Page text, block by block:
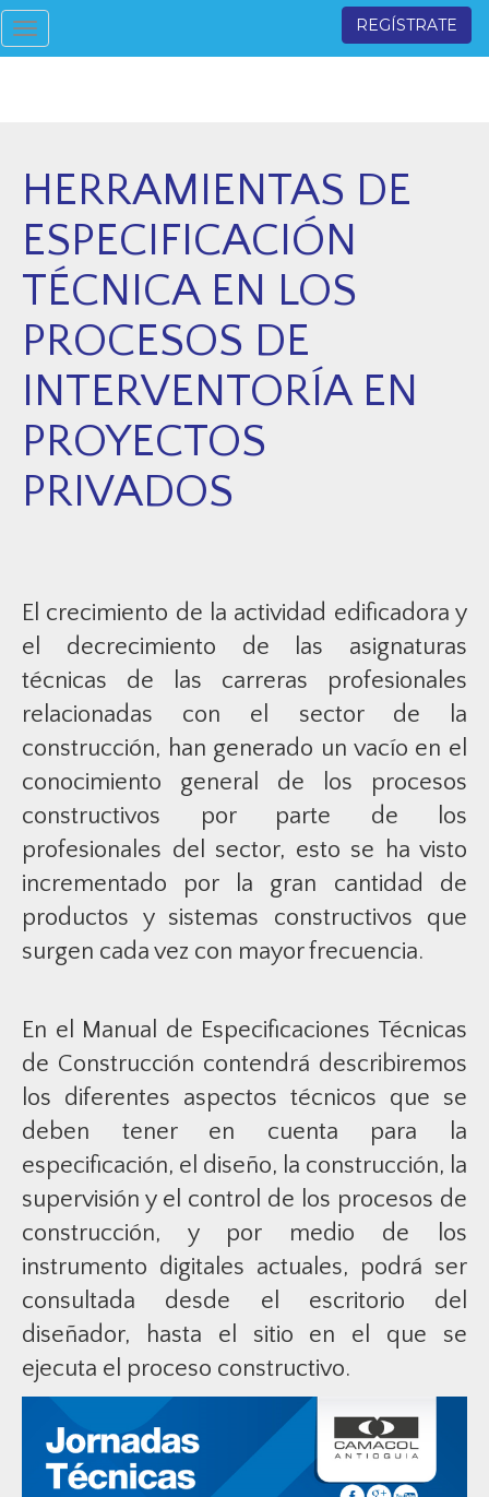
Toggle
navigation
REGÍSTRATE
HERRAMIENTAS DE
ESPECIFICACIÓN
TÉCNICA EN LOS
PROCESOS DE
INTERVENTORÍA EN
PROYECTOS
PRIVADOS
El crecimiento de la actividad edificadora y
el decrecimiento de las asignaturas
técnicas de las carreras profesionales
relacionadas con el sector de la
construcción, han generado un vacío en el
conocimiento general de los procesos
constructivos por parte de los
profesionales del sector, esto se ha visto
incrementado por la gran cantidad de
productos y sistemas constructivos que
surgen cada vez con mayor frecuencia.
En el Manual de Especificaciones Técnicas
de Construcción contendrá describiremos
los diferentes aspectos técnicos que se
deben tener en cuenta para la
especificación, el diseño, la construcción, la
supervisión y el control de los procesos de
construcción, y por medio de los
instrumento digitales actuales, podrá ser
consultada desde el escritorio del
diseñador, hasta el sitio en el que se
ejecuta el proceso constructivo.